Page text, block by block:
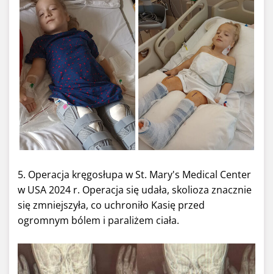
5. Operacja kręgosłupa w St. Mary's Medical Center
w USA 2024 r. Operacja się udała, skolioza znacznie
się zmniejszyła, co uchroniło Kasię przed
ogromnym bólem i paraliżem ciała.